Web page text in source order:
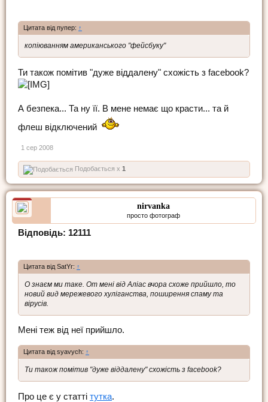
Цитата від пупер: ↑
копіюванням американського "фейсбуку"
Ти також помітив "дуже віддалену" схожість з facebook?
А безпека... Та ну її. В мене немає що красти... та й
флеш відключений
1 сер 2008
Подобається x 1
nirvanka
просто фотограф
Відповідь: 12111
Цитата від SatYr: ↑
О знаєм ми таке. От мені від Аліас вчора схоже прийшло, то
новий вид мережевого хуліганства, поширення спаму та
вірусів.
Мені теж від неї прийшло.
Цитата від syavych: ↑
Ти також помітив "дуже віддалену" схожість з facebook?
Про це є у статті тутка.